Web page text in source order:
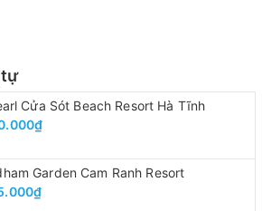
tự
Cửa Sót Beach Resort Hà Tĩnh
Garden Cam Ranh Resort